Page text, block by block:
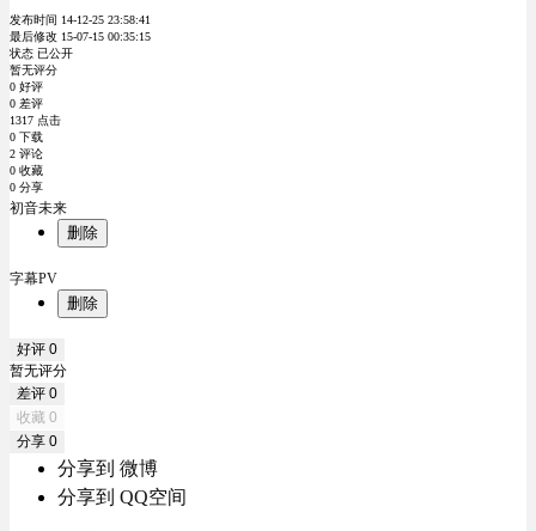
发布时间 14-12-25 23:58:41
最后修改 15-07-15 00:35:15
状态 已公开
暂无评分
0 好评
0 差评
1317 点击
0 下载
2 评论
0 收藏
0 分享
初音未来
删除
字幕PV
删除
好评 0
暂无评分
差评 0
收藏 0
分享 0
分享到 微博
分享到 QQ空间